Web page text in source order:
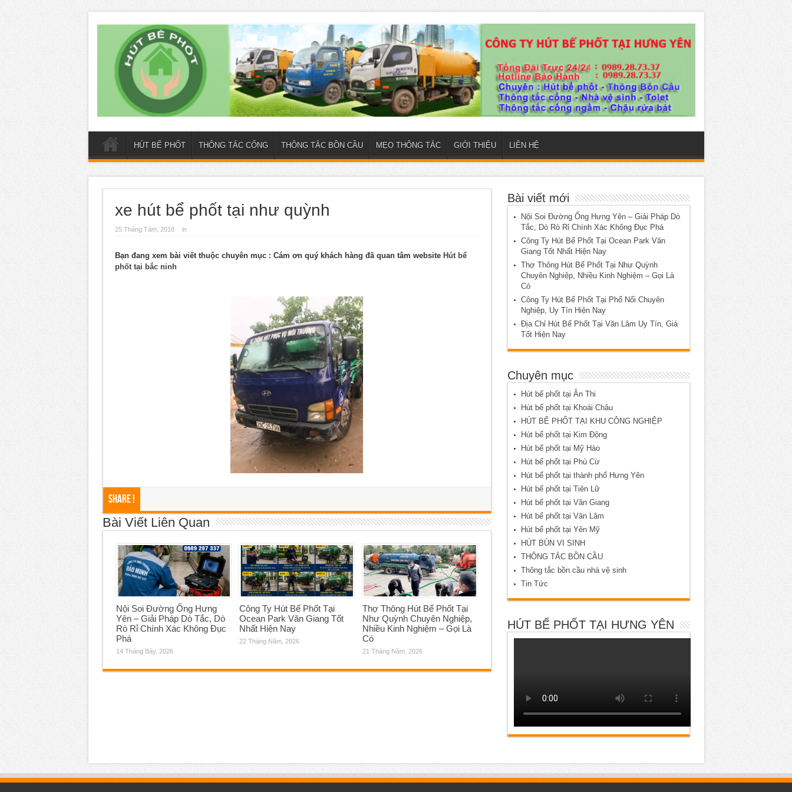
HÚT BỂ PHỐT THÔNG TẮC CỐNG THÔNG TẮC BỒN CẦU MẸO THÔNG TẮC GIỚI THIỆU LIÊN HỆ
xe hút bể phốt tại như quỳnh
25 Tháng Tám, 2018 in
Bạn đang xem bài viết thuộc chuyên mục : Cám ơn quý khách hàng đã quan tâm website Hút bể
phốt tại bắc ninh
Share !
Bài Viết Liên Quan
Nội Soi Đường Ống Hưng
Yên – Giải Pháp Dò Tắc, Dò
Rò Rỉ Chính Xác Không Đục
Phá
14 Tháng Bảy, 2026
Công Ty Hút Bể Phốt Tại
Ocean Park Văn Giang Tốt
Nhất Hiện Nay
22 Tháng Năm, 2026
Thợ Thông Hút Bể Phốt Tại
Như Quỳnh Chuyên Nghiệp,
Nhiều Kinh Nghiệm – Gọi Là
Có
21 Tháng Năm, 2026
Bài viết mới
Nội Soi Đường Ống Hưng Yên – Giải Pháp Dò
Tắc, Dò Rò Rỉ Chính Xác Không Đục Phá
Công Ty Hút Bể Phốt Tại Ocean Park Văn
Giang Tốt Nhất Hiện Nay
Thợ Thông Hút Bể Phốt Tại Như Quỳnh
Chuyên Nghiệp, Nhiều Kinh Nghiệm – Gọi Là
Có
Công Ty Hút Bể Phốt Tại Phố Nối Chuyên
Nghiệp, Uy Tín Hiện Nay
Địa Chỉ Hút Bể Phốt Tại Văn Lâm Uy Tín, Giá
Tốt Hiện Nay
Chuyên mục
Hút bể phốt tại Ân Thi
Hút bể phốt tại Khoái Châu
HÚT BỂ PHỐT TẠI KHU CÔNG NGHIỆP
Hút bể phốt tại Kim Động
Hút bể phốt tại Mỹ Hào
Hút bể phốt tại Phù Cừ
Hút bể phốt tại thành phố Hưng Yên
Hút bể phốt tại Tiên Lữ
Hút bể phốt tại Văn Giang
Hút bể phốt tại Văn Lâm
Hút bể phốt tại Yên Mỹ
HÚT BÙN VI SINH
THÔNG TẮC BỒN CẦU
Thông tắc bồn cầu nhà vệ sinh
Tin Tức
HÚT BỂ PHỐT TẠI HƯNG YÊN